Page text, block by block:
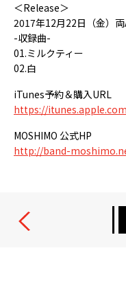
＜Release＞
2017年12月22日（金）
-収録曲-
01.ミルクティー
02.白
iTunes予約＆購入URL
https://
MOSHIMO 公式HP
http://band-